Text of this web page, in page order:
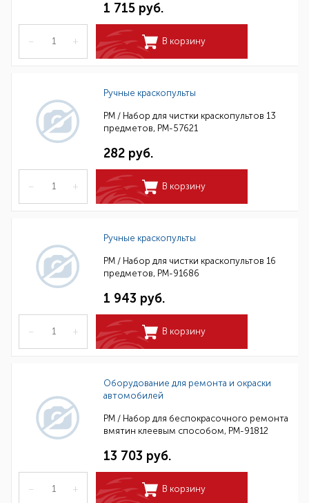
1 715 руб.
– + В корзину
Ручные краскопульты
РМ / Набор для чистки краскопультов 13
предметов, РМ-57621
282 руб.
– + В корзину
Ручные краскопульты
РМ / Набор для чистки краскопультов 16
предметов, РМ-91686
1 943 руб.
– + В корзину
Оборудование для ремонта и окраски
автомобилей
РМ / Набор для беспокрасочного ремонта
вмятин клеевым способом, РМ-91812
13 703 руб.
– + В корзину